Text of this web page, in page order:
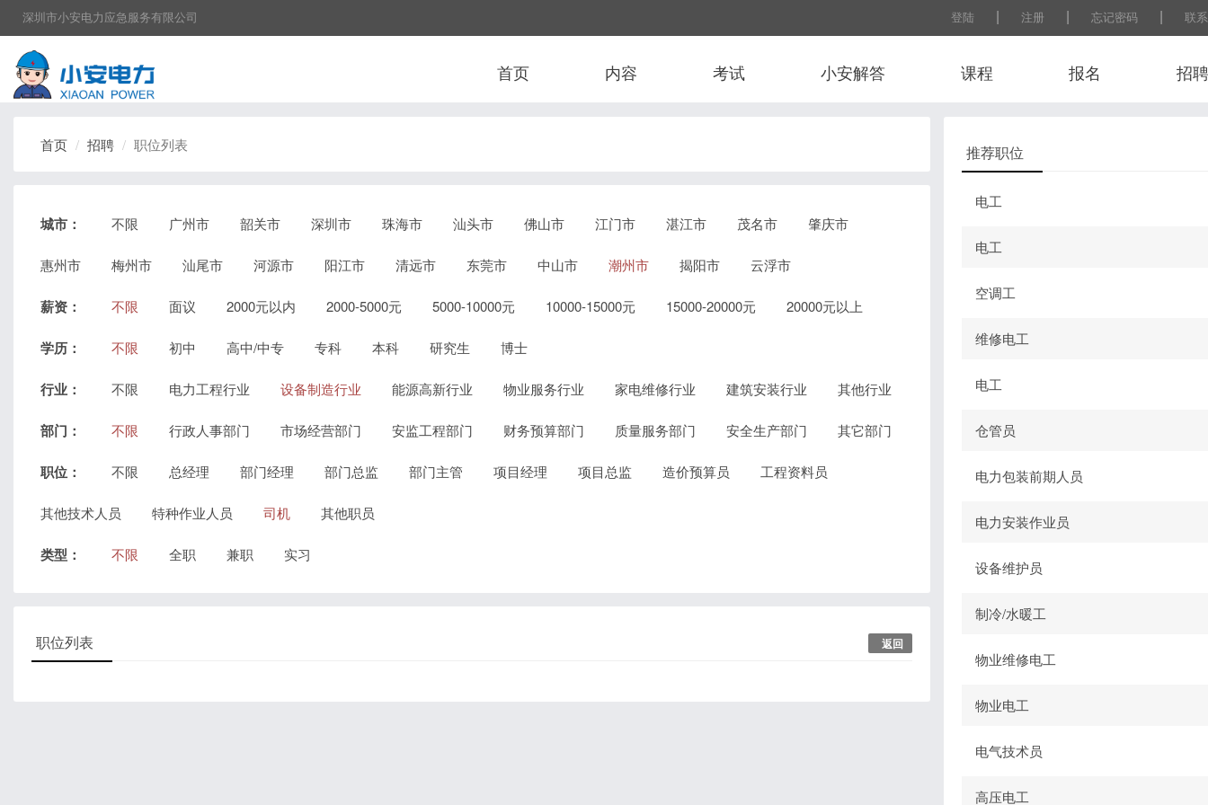
深圳市小安电力应急服务有限公司 登陆 | 注册 | 忘记密码 | 联
首页 内容 考试 小安解答 课程 报名 招聘
首页 招聘 职位列表
城市： 不限 广州市 韶关市 深圳市 珠海市 汕头市 佛山市 江门市 湛江市 茂名市 肇庆市
惠州市 梅州市 汕尾市 河源市 阳江市 清远市 东莞市 中山市 潮州市 揭阳市 云浮市
薪资： 不限 面议 2000元以内 2000-5000元 5000-10000元 10000-15000元 15000-20000元 20000元以上
学历： 不限 初中 高中/中专 专科 本科 研究生 博士
行业： 不限 电力工程行业 设备制造行业 能源高新行业 物业服务行业 家电维修行业 建筑安装行业 其他行业
部门： 不限 行政人事部门 市场经营部门 安监工程部门 财务预算部门 质量服务部门 安全生产部门 其它部门
职位： 不限 总经理 部门经理 部门总监 部门主管 项目经理 项目总监 造价预算员 工程资料员
其他技术人员 特种作业人员 司机 其他职员
类型： 不限 全职 兼职 实习
职位列表 返回
推荐职位
电工
电工
空调工
维修电工
电工
仓管员
电力包装前期人员
电力安装作业员
设备维护员
制冷/水暖工
物业维修电工
物业电工
电气技术员
高压电工